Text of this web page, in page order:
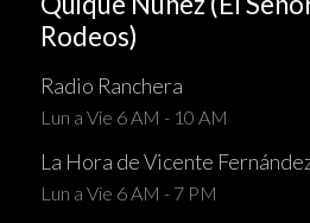
Rodeos)
Radio Ranchera
Lun a Vie 6 AM - 10 AM
La Hora de Vicente
Lun a Vie 6 AM - 7 PM